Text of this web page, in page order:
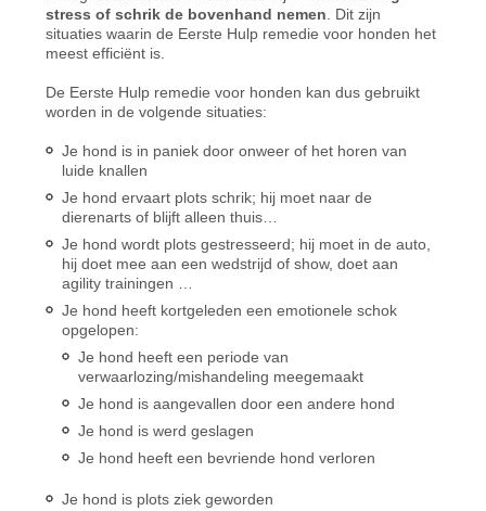
stress of schrik de bovenhand nemen. Dit zijn
situaties waarin de Eerste Hulp remedie voor honden het
meest efficiënt is.
De Eerste Hulp remedie voor honden kan dus gebruikt
worden in de volgende situaties:
Je hond is in paniek door onweer of het horen van
luide knallen
Je hond ervaart plots schrik; hij moet naar de
dierenarts of blijft alleen thuis…
Je hond wordt plots gestresseerd; hij moet in de auto,
hij doet mee aan een wedstrijd of show, doet aan
agility trainingen …
Je hond heeft kortgeleden een emotionele schok
opgelopen:
Je hond heeft een periode van
verwaarlozing/mishandeling meegemaakt
Je hond is aangevallen door een andere hond
Je hond is werd geslagen
Je hond heeft een bevriende hond verloren
Je hond is plots ziek geworden